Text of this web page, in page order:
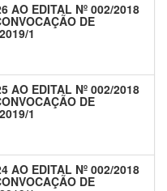
AO EDITAL Nº 002/2018
DE
1
AO EDITAL Nº 002/2018
DE
1
AO EDITAL Nº 002/2018
DE